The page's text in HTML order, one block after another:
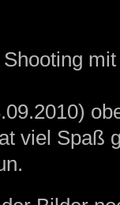
viel Spaß